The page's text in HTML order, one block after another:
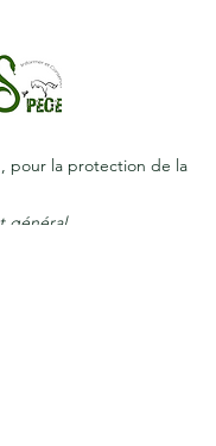
, pour la protection de la
général